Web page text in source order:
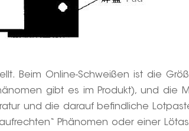
Beim Online-Schweißen ist die
gibt es im Produkt), und die
und die darauf befindliche
Phänomen oder einer